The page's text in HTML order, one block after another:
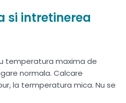
si intretinerea
temperatura maxima de
normala. Calcare
la termperatura mica. Nu se